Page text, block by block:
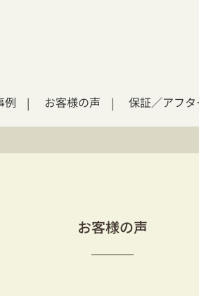
例 お客様の声 保証／アフ
お客様の声